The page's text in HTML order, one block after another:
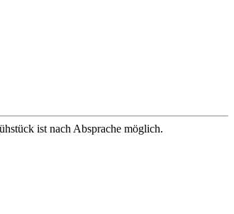
ist nach Absprache möglich.